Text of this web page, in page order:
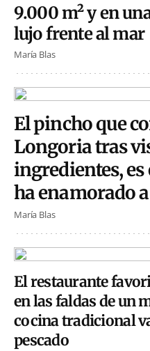
9.000 m² y en
lujo frente al mar
María Blas
El pincho que
Longoria tras
ingredientes,
ha enamorado
María Blas
El restaurante
en las faldas de un
cocina tradicional
pescado